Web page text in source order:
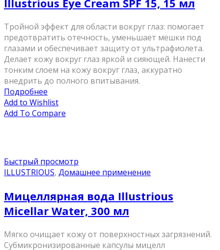
Illustrious Eye Cream SPF 15, 15 мл
Тройной эффект для области вокруг глаз: помогает
предотвратить отечность, уменьшает мешки под
глазами и обеспечивает защиту от ультрафиолета.
Делает кожу вокруг глаз яркой и сияющей. Нанести
тонким слоем на кожу вокруг глаз, аккуратно
внедрить до полного впитывания.
Подробнее
Add to Wishlist
Add To Compare
Быстрый просмотр
ILLUSTRIOUS, Домашнее применение
Мицеллярная вода Illustrious
Micellar Water, 300 мл
Мягко очищает кожу от поверхностных загрязнений.
Субмикронизированные капсулы мицелл